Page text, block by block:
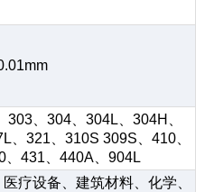
、304、304L、304H、
、321、310S 309S、410、
、431、440A、904L
疗设备、建筑材料、化学、